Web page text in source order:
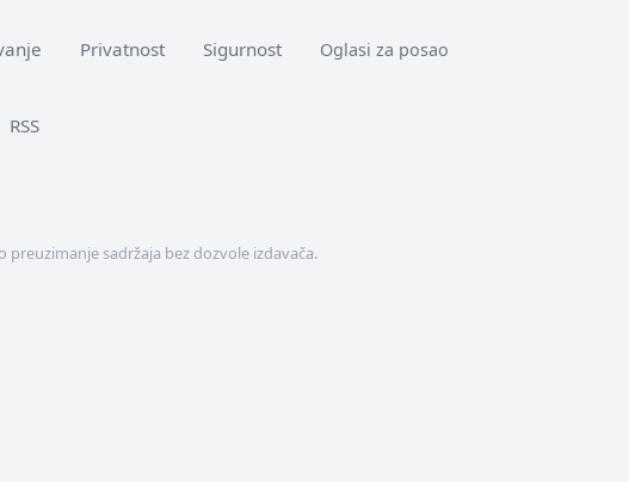
Privatnost Sigurnost Oglasi za posao
RSS
preuzimanje sadržaja bez dozvole izdavača.